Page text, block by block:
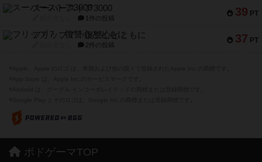
39 PT
スーパーストア3000
1件の投稿
37 PT
フリップ７：復讐心とともに
2件の投稿
ボドゲーマTOP